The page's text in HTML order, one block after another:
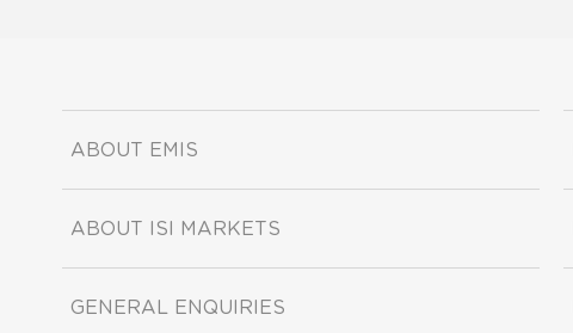
ABOUT EMIS
ABOUT ISI MARKETS
GENERAL ENQUIRIES